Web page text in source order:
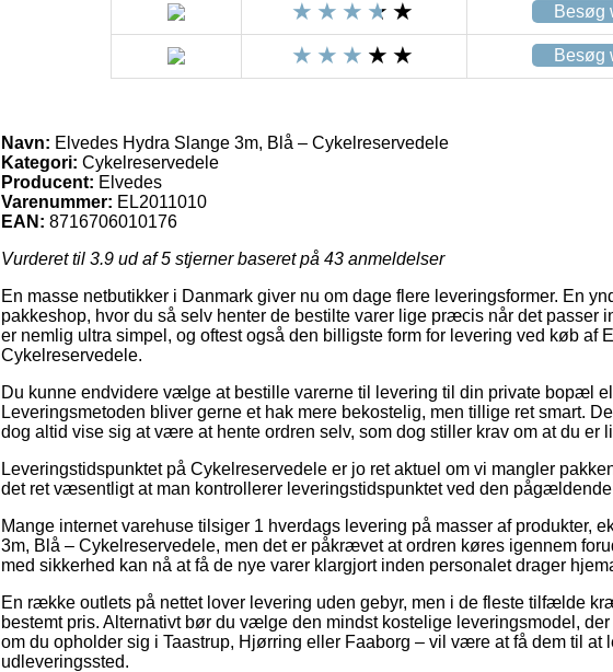
Besøg
Besøg
Navn: Elvedes Hydra Slange 3m, Blå – Cykelreservedele
Kategori: Cykelreservedele
Producent: Elvedes
Varenummer: EL2011010
EAN: 8716706010176
Vurderet til 3.9 ud af 5 stjerner baseret på 43 anmeldelser
En masse netbutikker i Danmark giver nu om dage flere leveringsformer. En
pakkeshop, hvor du så selv henter de bestilte varer lige præcis når det passer
er nemlig ultra simpel, og oftest også den billigste form for levering ved køb af
Cykelreservedele.
Du kunne endvidere vælge at bestille varerne til levering til din private bopæl
Leveringsmetoden bliver gerne et hak mere bekostelig, men tillige ret smart.
dog altid vise sig at være at hente ordren selv, som dog stiller krav om at du er
Leveringstidspunktet på Cykelreservedele er jo ret aktuel om vi mangler
det ret væsentligt at man kontrollerer leveringstidspunktet ved den
Mange internet varehuse tilsiger 1 hverdags levering på masser af produkter,
3m, Blå – Cykelreservedele, men det er påkrævet at ordren køres igennem
med sikkerhed kan nå at få de nye varer klargjort inden personalet drager
En række outlets på nettet lover levering uden gebyr, men i de fleste tilfælde
bestemt pris. Alternativt bør du vælge den mindst kostelige leveringsmodel,
om du opholder sig i Taastrup, Hjørring eller Faaborg – vil være at få dem til at
udleveringssted.